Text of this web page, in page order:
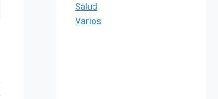
Salud
Varios